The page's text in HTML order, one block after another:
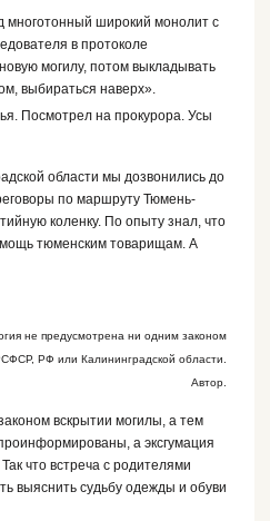
многотонный широкий монолит с
в протоколе
могилу, потом выкладывать
выбираться наверх».
Посмотрел на прокурора. Усы
области мы дозвонились до
по маршруту Тюмень-
коленку. По опыту знал, что
тюменским товарищам. А
не предусмотрена ни одним законом
РФ или Калининградской области.
Автор.
вскрытии могилы, а тем
а эксгумация
что встреча с родителями
выяснить судьбу одежды и обуви